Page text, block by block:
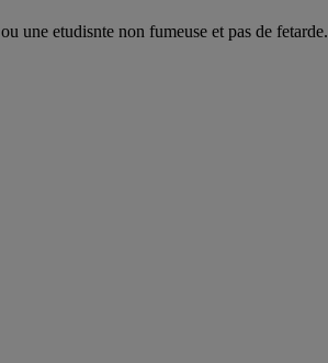
une etudisnte non fumeuse et pas de fetarde.